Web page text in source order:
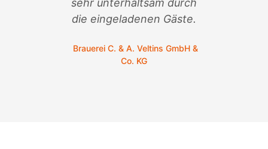
sehr unterhaltsam durch
die eingeladenen Gäste.
Brauerei C. & A. Veltins GmbH &
Co. KG